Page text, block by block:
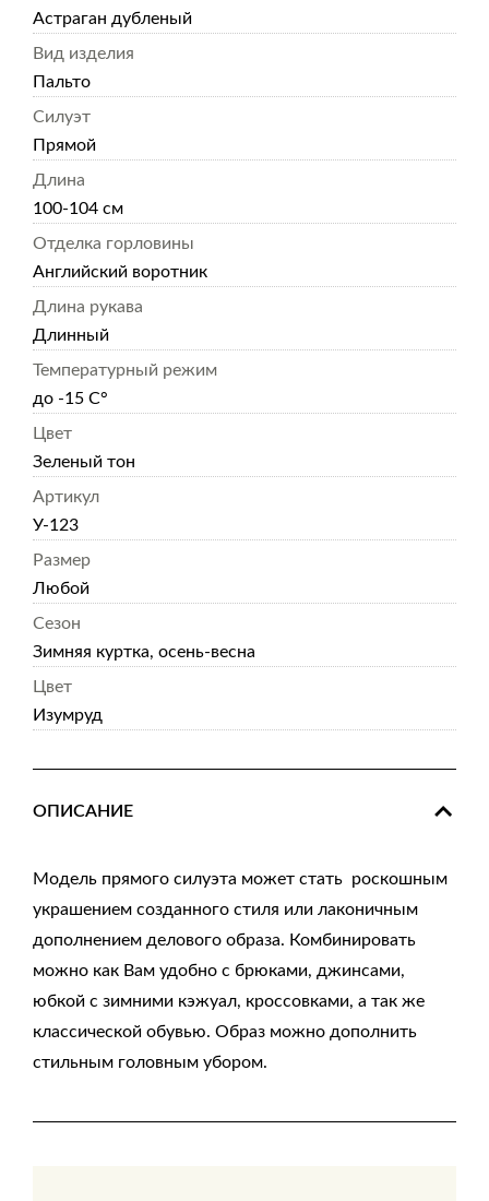
Астраган дубленый
Вид изделия
Пальто
Силуэт
Прямой
Длина
100-104 см
Отделка горловины
Английский воротник
Длина рукава
Длинный
Температурный режим
до -15 С°
Цвет
Зеленый тон
Артикул
У-123
Размер
Любой
Сезон
Зимняя куртка, осень-весна
Цвет
Изумруд
ОПИСАНИЕ
Модель прямого силуэта может стать роскошным
украшением созданного стиля или лаконичным
дополнением делового образа. Комбинировать
можно как Вам удобно с брюками, джинсами,
юбкой с зимними кэжуал, кроссовками, а так же
классической обувью. Образ можно дополнить
стильным головным убором.